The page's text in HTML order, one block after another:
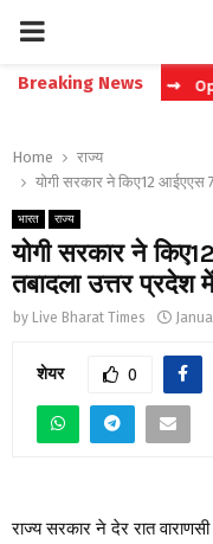
PRIMARY
MENU
Breaking News
टिकट बुकिंग ⇝ Oppo
Home
राज्य
योगी सरकार ने किए12 आईएएस
भारत राज्य
योगी सरकार ने
तबादला उत्तर प्रदेश
by Live Bharat Times
शेयर 0
राज्य सरकार ने देर रात